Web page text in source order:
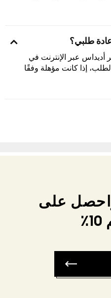
طلبي؟
عبر الإنترنت في
الطلب، إذا كانت مؤهلة وفقًا
على